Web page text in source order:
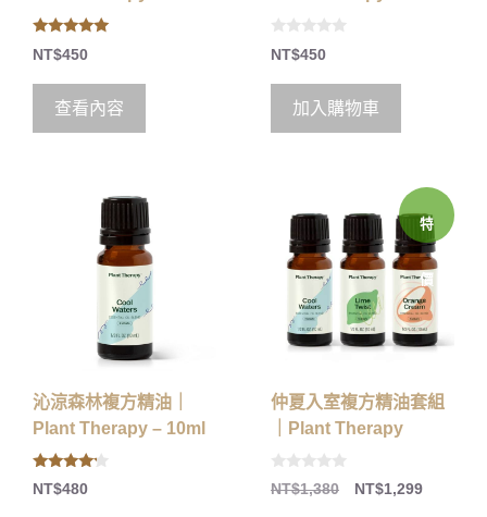
5.00
out of 5
NT$450
查看內容
0
o
t
5
NT$450
加入購物車
沁涼森林複方精油｜
Plant Therapy – 10ml
4.00
out of 5
NT$480
特
價
仲夏入室複方精油套組
｜Plant Therapy
0
o
NT$1,380 NT$1,299